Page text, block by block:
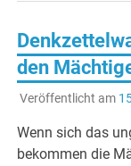
den
Veröffentlicht am
Wenn sich das
bekommen die